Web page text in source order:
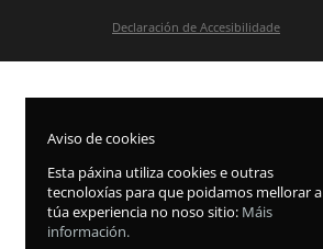
Declaración de Accesibilidade
Aviso de cookies
Esta páxina utiliza cookies e outras
tecnoloxías para que poidamos mellorar a
túa experiencia no noso sitio: Máis
información.